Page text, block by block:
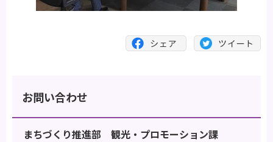
お問い合わせ
まちづくり推進部 観光・プロモーション課